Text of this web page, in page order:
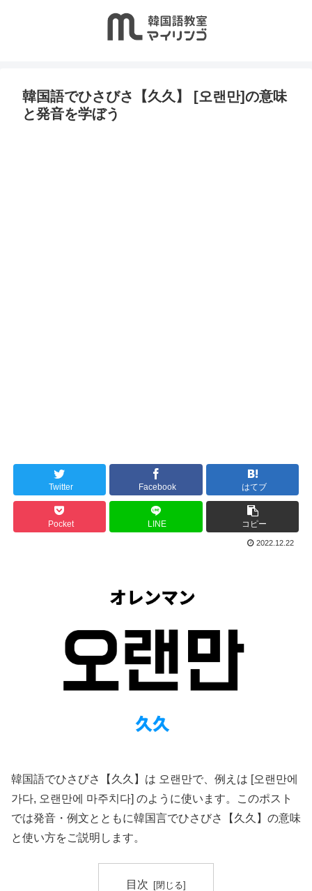
韓国語でひさびさ【久久】 [오랜만]の意味
と発音を学ぼう
Twitter Facebook はてブ
Pocket LINE コピー
2022.12.22
韓国語でひさびさ【久久】は 오랜만で、例えは [오랜만에
가다, 오랜만에 마주치다] のように使います。このポスト
では発音・例文とともに韓国言でひさびさ【久久】の意味
と使い方をご説明します。
目次